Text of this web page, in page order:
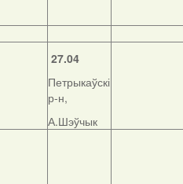
27.04
Петрыкаўскі
р-н,
А.Шэўчык